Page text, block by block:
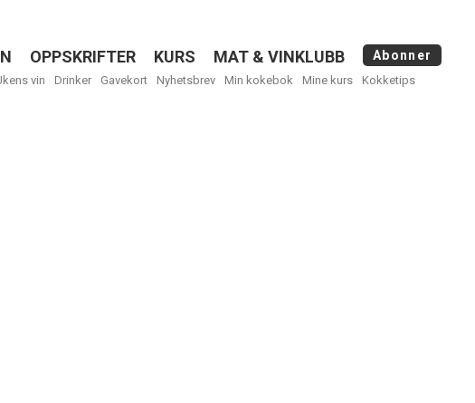
OPPSKRIFTER KURS MAT & VINKLUBB Abonner
vin Drinker Gavekort Nyhetsbrev Min kokebok Mine kurs Kokketips